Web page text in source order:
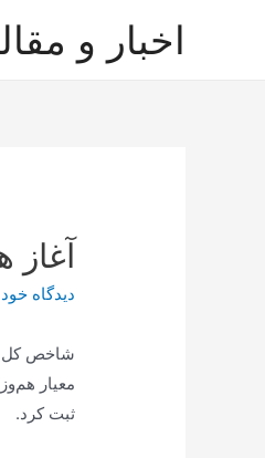
اخبار و
آغاز
دیدگاه‌
ثبت کرد.